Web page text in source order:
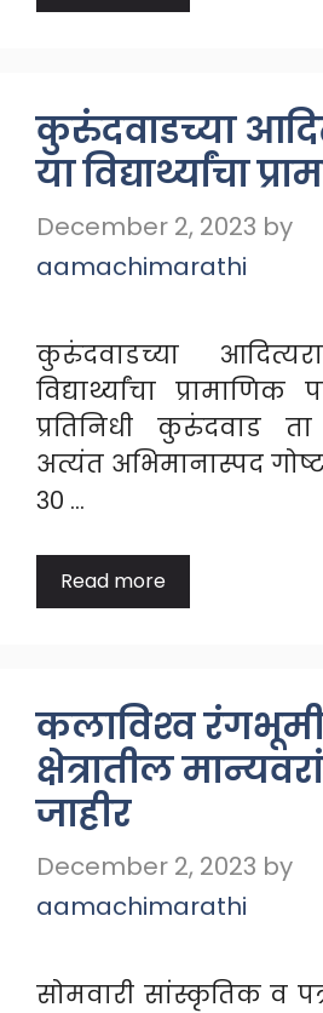
कुरुंदवाडच्या
या विद्यार्थ्यांचा
December 2, 2023 by
aamachimarathi
कुरुंदवाडच्या
विद्यार्थ्यांचा
प्रतिनिधी कुरुंदवाड
अत्यंत अभिमानास्पद
३० …
Read more
कलाविश्‍व
क्षेत्रातील
जाहीर
December 2, 2023 by
aamachimarathi
सोमवारी सांस्कृतिक व